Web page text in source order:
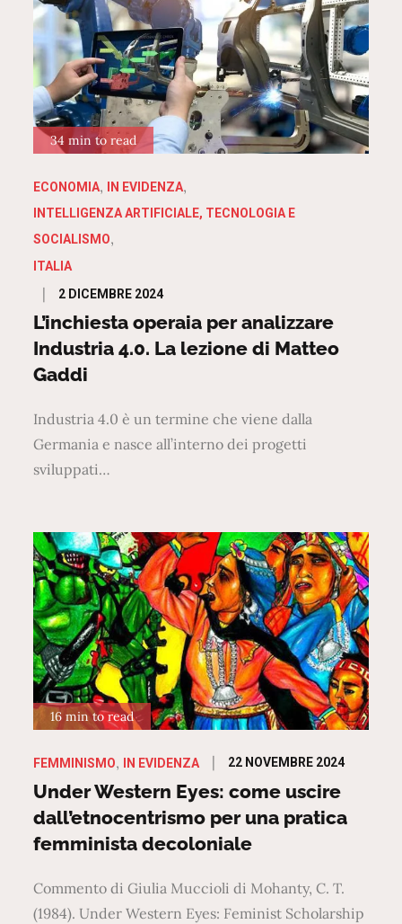
34 min to read
ECONOMIA
IN EVIDENZA
INTELLIGENZA ARTIFICIALE, TECNOLOGIA E
SOCIALISMO
ITALIA
Posted
on
2 DICEMBRE 2024
L’inchiesta operaia per analizzare
Industria 4.0. La lezione di Matteo
Gaddi
Industria 4.0 è un termine che viene dalla
Germania e nasce all’interno dei progetti
sviluppati…
16 min to read
FEMMINISMO IN EVIDENZA
Posted
on
22 NOVEMBRE 2024
Under Western Eyes: come uscire
dall’etnocentrismo per una pratica
femminista decoloniale
Commento di Giulia Muccioli di Mohanty, C. T.
(1984). Under Western Eyes: Feminist Scholarship